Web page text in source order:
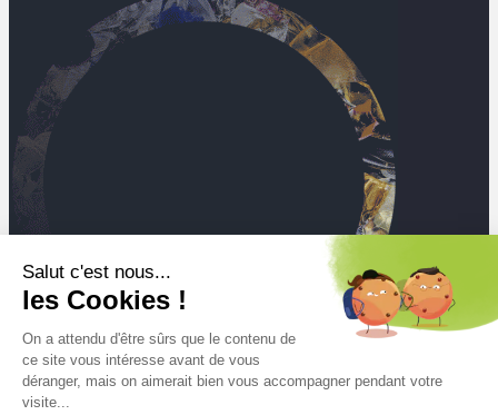
Salut c'est nous...
les Cookies !
On a attendu d'être sûrs que le contenu de
ce site vous intéresse avant de vous
déranger, mais on aimerait bien vous accompagner pendant votre
visite...